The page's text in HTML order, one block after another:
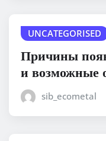
UNCATEGORISED
Причины
и возможные
sib_ecometal